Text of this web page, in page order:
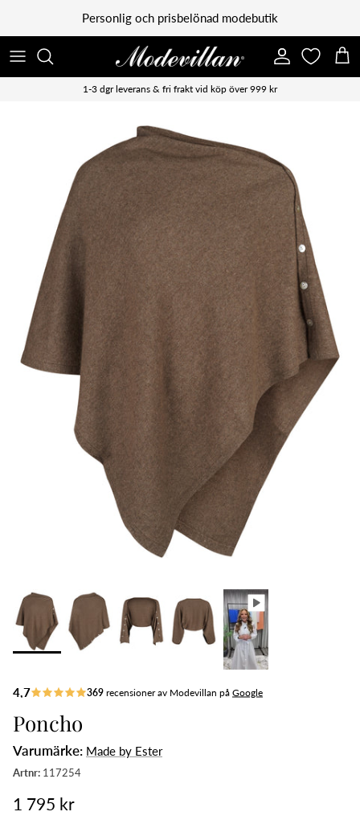
Vidare till innehållPersonlig och prisbelönad modebutik
Konto
1-3 dgr leverans & fri frakt vid köp över 999 kr
Poncho
Varumärke: Made by Ester
1 795 kr